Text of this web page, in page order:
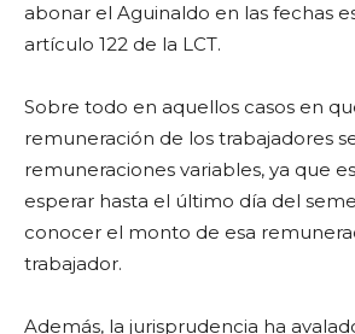
abonar el Aguinaldo en las fechas
artículo 122 de la LCT.
Sobre todo en aquellos casos en
remuneración de los trabajadores
remuneraciones variables, ya que
esperar hasta el último día del
conocer el monto de esa
trabajador.
Además, la jurisprudencia ha